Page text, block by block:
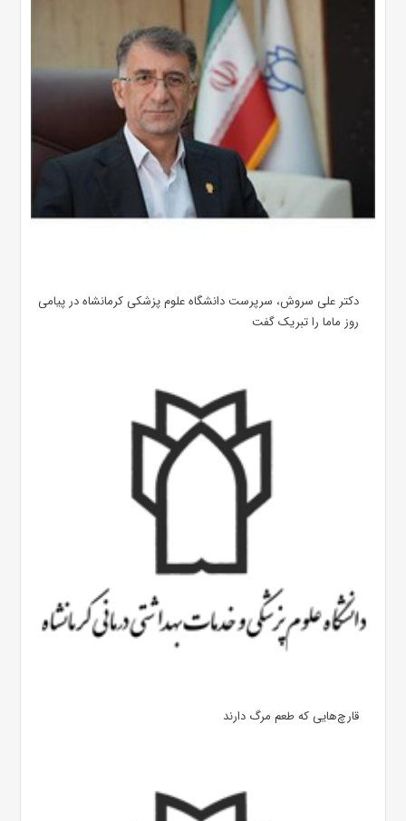
دکتر علی سروش، سرپرست دانشگاه علوم پزشکی کرمانشاه در پیامی
روز ماما را تبریک گفت
قارچ‌هایی که طعم مرگ دارند